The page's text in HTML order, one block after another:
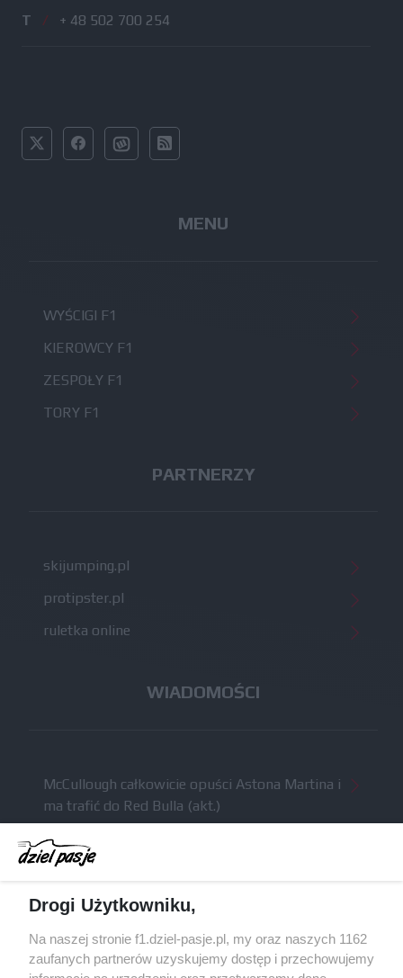
T / + 48 502 700 254
MENU
WYŚCIGI F1
KIEROWCY F1
ZESPOŁY F1
TORY F1
PARTNERZY
skijumping.pl
protipster.pl
ruletka online
WIADOMOŚCI
McCullough całkowicie opuści Astona Martina i
ma trafić do Red Bulla (akt.)
Dochód F1 spadł o 61 procent względem
zeszłego sezonu
algorytmach?
Honda uświadomiła sobie skalę problemów z
silnikiem dopiero w styczniu
Drogi Użytkowniku,
Na naszej stronie f1.dziel-pasje.pl, my oraz naszych 1162
zaufanych partnerów uzyskujemy dostęp i przechowujemy